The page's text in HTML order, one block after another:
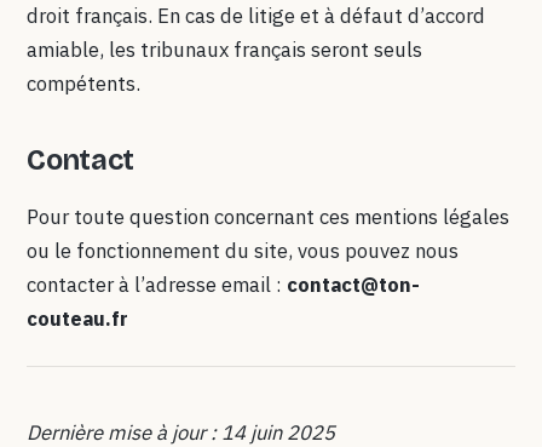
droit français. En cas de litige et à défaut d’accord
amiable, les tribunaux français seront seuls
compétents.
Contact
Pour toute question concernant ces mentions légales
ou le fonctionnement du site, vous pouvez nous
contacter à l’adresse email : contact@ton-
couteau.fr
Dernière mise à jour : 14 juin 2025